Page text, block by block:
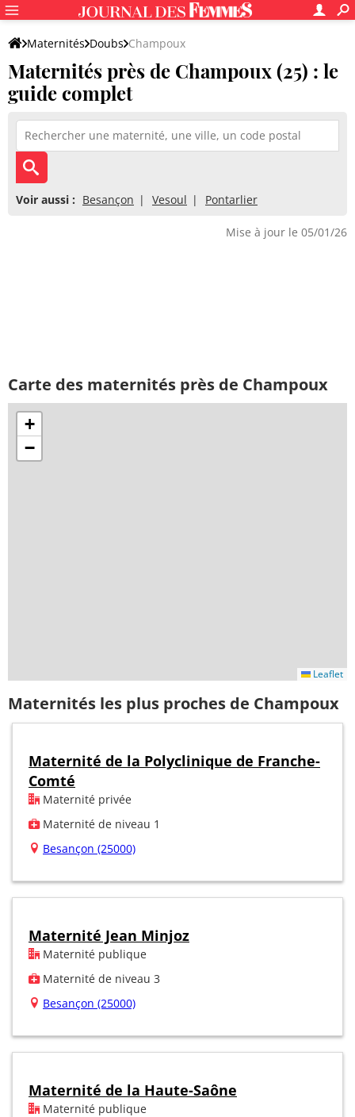
Maternités Doubs Champoux
Maternités près de Champoux (25) : le
guide complet
Voir aussi : Besançon Vesoul Pontarlier
Mise à jour le 05/01/26
Carte des maternités près de Champoux
+
−
Leaflet
Maternités les plus proches de Champoux
Maternité de la Polyclinique de Franche-
Comté
Maternité privée
Maternité de niveau 1
Besançon (25000)
Maternité Jean Minjoz
Maternité publique
Maternité de niveau 3
Besançon (25000)
Maternité de la Haute-Saône
Maternité publique